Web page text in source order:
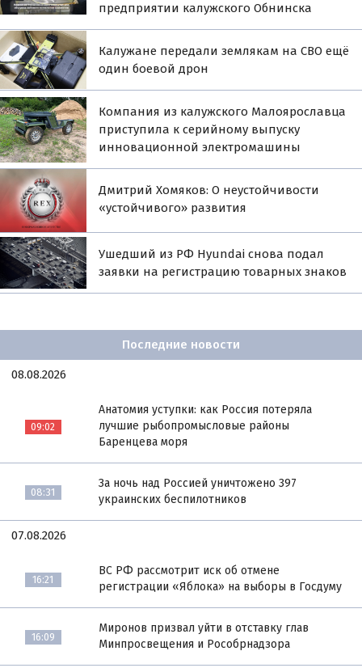
предприятии калужского Обнинска
Калужане передали землякам на СВО ещё
один боевой дрон
Компания из калужского Малоярославца
приступила к серийному выпуску
инновационной электромашины
Дмитрий Хомяков: О неустойчивости
«устойчивого» развития
Ушедший из РФ Hyundai снова подал
заявки на регистрацию товарных знаков
Последние новости
08.08.2026
09:02
Анатомия уступки: как Россия потеряла
лучшие рыбопромысловые районы
Баренцева моря
08:31
За ночь над Россией уничтожено 397
украинских беспилотников
07.08.2026
16:21
ВС РФ рассмотрит иск об отмене
регистрации «Яблока» на выборы в Госдуму
16:09
Миронов призвал уйти в отставку глав
Минпросвещения и Рособрнадзора